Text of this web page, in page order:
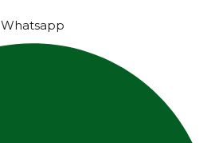
Whatsapp